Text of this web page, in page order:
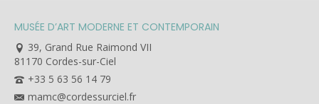
MUSÉE D’ART MODERNE ET CONTEMPORAIN
39, Grand Rue Raimond VII
81170 Cordes-sur-Ciel
+33 5 63 56 14 79
mamc@cordessurciel.fr